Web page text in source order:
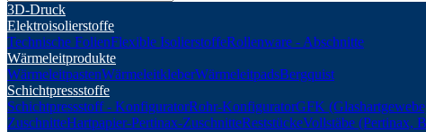
3D-Druck
Elektroisolierstoffe
Technische FolienFlexible IsolierstoffeRollenware - Abschnitte
Wärmeleitprodukte
WärmeleitpastenWärmeleitkleberWärmeleitpadsBergquist
Schichtpressstoffe
Schichtpressstoff - KonfiguratorRohr-KonfiguratorGFK
ZuschnitteHartpapier-Pertinax-ZuschnitteReststückeVollstäbe (Pertinax,